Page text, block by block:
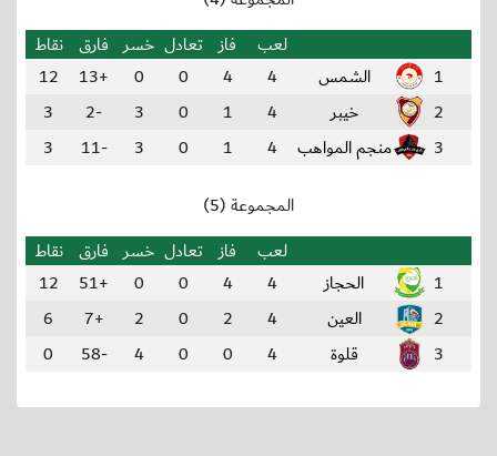
لعب
فاز تعادل خسر فارق نقاط
1
الشمس 4
4
0
0
+13
12
2
خيبر 4
1
0
3
-2
3
3
منجم المواهب 4
1
0
3
-11
3
المجموعة (5)
لعب
فاز تعادل خسر فارق نقاط
1
الحجاز 4
4
0
0
+51
12
2
العين 4
2
0
2
+7
6
3
قلوة 4
0
0
4
-58
0